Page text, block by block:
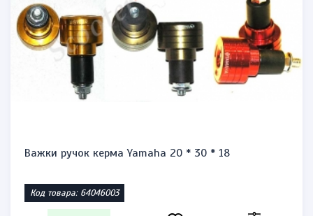
Важки ручок керма Yamaha 20 * 30 * 18
Код товара: 64046003